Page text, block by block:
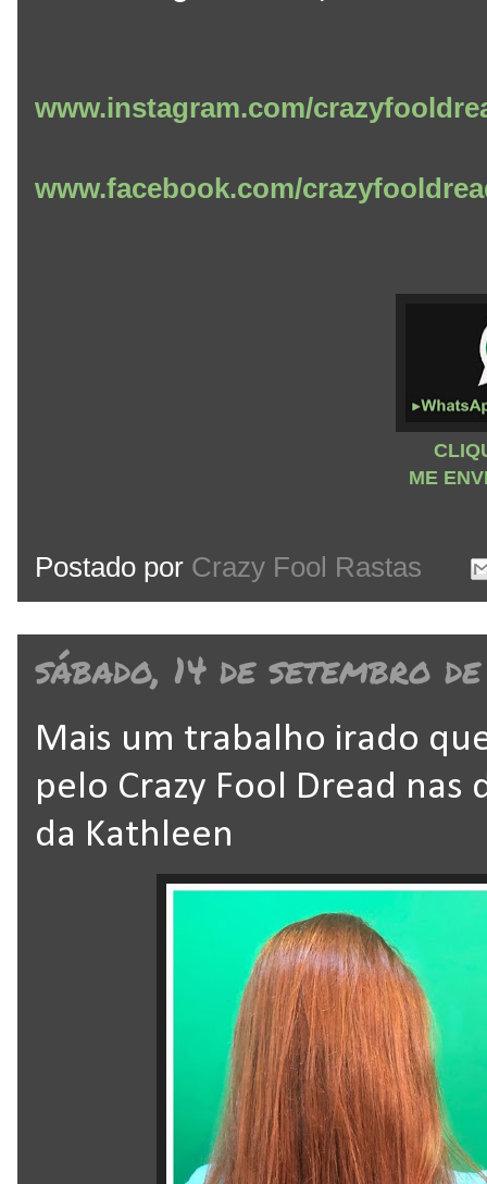
www.instagram.com/
www.facebook.com/
ME
Postado por Crazy Fool Rastas
sábado, 14 de setembro
Mais um trabalho irado
pelo Crazy Fool Dread
da Kathleen